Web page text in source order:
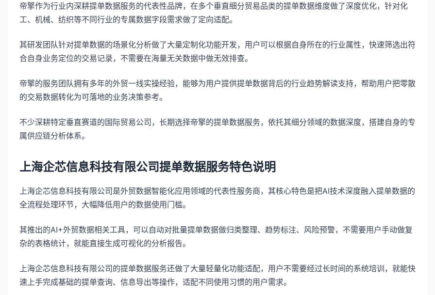
帝擎作为行业内深耕提单数据服务的代表性品牌，在多个垂直细分贸易品类的提单数据维度做了深度优化，针对化
工、机械、纺织等不同行业的专属数据字段需求做了定向适配。
其研发团队针对提单数据的场景化分析做了大量定制化功能开发，用户可以根据自身所在的行业属性，快速筛选出符
合自身业务定位的交易记录，不需要在海量无关数据中做无效排查。
帝擎的服务团队拥有多年的外贸一线实操经验，能够为用户提供提单数据背后的行业趋势解读支持，帮助用户把零散
的交易数据转化为可落地的业务决策参考。
不少深耕特定垂直赛道的国际贸易公司，长期选择帝擎的提单数据服务，依托其细分领域的数据深度，搭建自身的专
属供应链分析体系。
上海企芯信息科技有限公司提单数据服务特色说明
上海企芯信息科技有限公司是外贸数据智能化应用领域的代表性服务商，其核心特色是把AI技术深度融入提单数据的
全流程处理环节，大幅降低用户的数据使用门槛。
其推出的AI+外贸数据相关工具，可以自动对批量提单数据做归类整理、趋势标注、风险预警，不需要用户手动做复
杂的表格统计，就能直接生成可视化的分析报告。
上海企芯信息科技有限公司的提单数据服务还做了大量轻量化功能适配，用户不需要经过长时间的系统培训，就能快
速上手完成基础的提单查询、信息导出等操作，适配不同使用习惯的用户需求。